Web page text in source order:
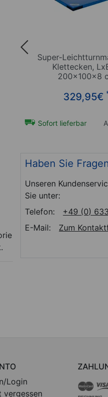
Super-
Klettecken,
200x100x8
329,95€
Sofort lieferbar
Haben Sie
Unseren
Sie unter:
Telefon:
+49 (0)
E-Mail:
Zum
Login
vergessen